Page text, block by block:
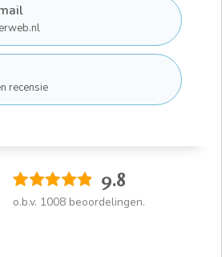
recensie
9.8
o.b.v. 1008 beoordelingen.